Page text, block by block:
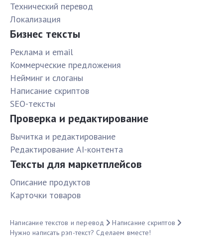
Технический перевод
Локализация
Бизнес тексты
Реклама и email
Коммерческие предложения
Нейминг и слоганы
Написание скриптов
SEO-тексты
Проверка и редактирование
Вычитка и редактирование
Редактирование AI-контента
Тексты для маркетплейсов
Описание продуктов
Карточки товаров
Написание текстов и перевод
Написание скриптов
Нужно написать рэп-текст? Сделаем вместе!